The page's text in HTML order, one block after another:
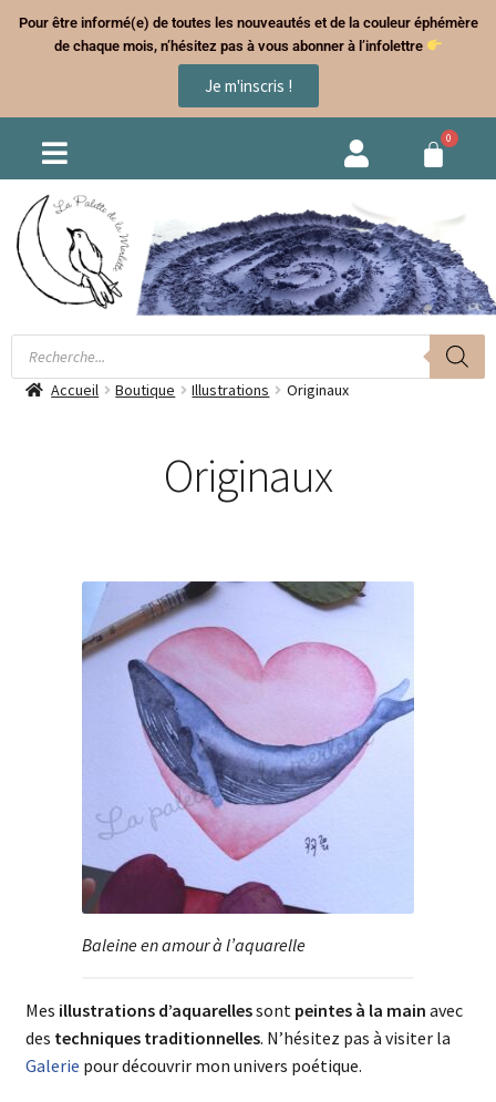
Pour être informé(e) de toutes les nouveautés et de la couleur éphémère
de chaque mois, n’hésitez pas à vous abonner à l’infolettre
Je m'inscris !
Accueil Boutique Illustrations Originaux
Originaux
Baleine en amour à l’aquarelle
Mes illustrations d’aquarellessont peintes à la main avec
des techniques traditionnelles. N’hésitez pas à visiter la
Galerie pour découvrir mon univers poétique.